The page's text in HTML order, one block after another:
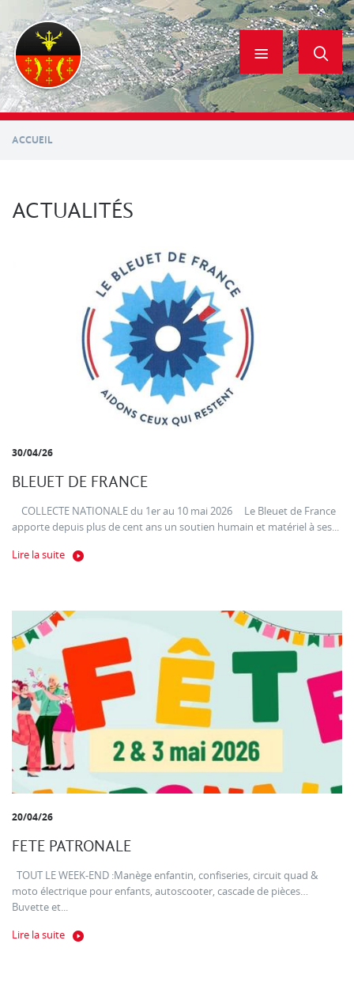
contenu
principal
ACCUEIL
ACTUALITÉS
30/04/26
BLEUET DE FRANCE
COLLECTE NATIONALE du 1er au 10 mai 2026 Le Bleuet de France
apporte depuis plus de cent ans un soutien humain et matériel à ses...
Lire la suite
20/04/26
FETE PATRONALE
TOUT LE WEEK-END :Manège enfantin, confiseries, circuit quad &
moto électrique pour enfants, autoscooter, cascade de pièces…
Buvette et...
Lire la suite